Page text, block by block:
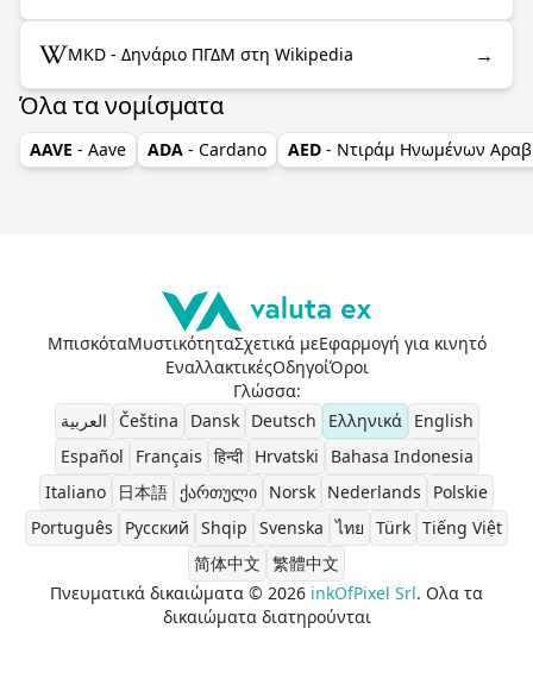
MKD - Δηνάριο ΠΓΔΜ στη Wikipedia →
Όλα τα νομίσματα
AAVE - Aave ADA - Cardano AED - Ντιράμ Ηνωμένων
ΜπισκόταΜυστικότηταΣχετικά μεΕφαρμογή για κινητό
ΕναλλακτικέςΟδηγοίΌροι
Γλώσσα:
العربية
Čeština Dansk Deutsch Ελληνικά
English
Español
Français हिन्दी Hrvatski
Bahasa Indonesia
Italiano
日本語 ქართული Norsk Nederlands
Polskie
Português
Pусский Shqip Svenska ไทย Türk Tiếng Việt
简体中文 繁體中文
Πνευματικά δικαιώματα © 2026 inkOfPixel Srl. Ολα τα
δικαιώματα διατηρούνται